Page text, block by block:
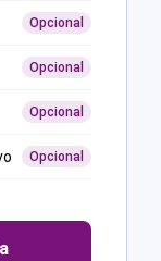
Opcional
Opcional
Opcional
Opcional